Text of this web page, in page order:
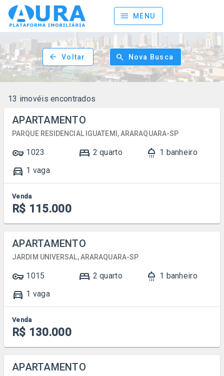
menu MENU
arrow_back Voltar search Nova Busca
13 imovéis encontrados
APARTAMENTO
PARQUE RESIDENCIAL IGUATEMI, ARARAQUARA-SP
vpn_key 1023 bed 2 quarto shower 1 banheiro
directions_car 1 vaga
Venda
R$ 115.000
APARTAMENTO
JARDIM UNIVERSAL, ARARAQUARA-SP
vpn_key 1015 bed 2 quarto shower 1 banheiro
directions_car 1 vaga
Venda
R$ 130.000
APARTAMENTO